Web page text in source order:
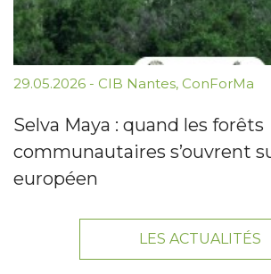
29.05.2026 - CIB Nantes, ConForMa
Selva Maya : quand les forêts
communautaires s’ouvrent
européen
LES ACTUALITÉS